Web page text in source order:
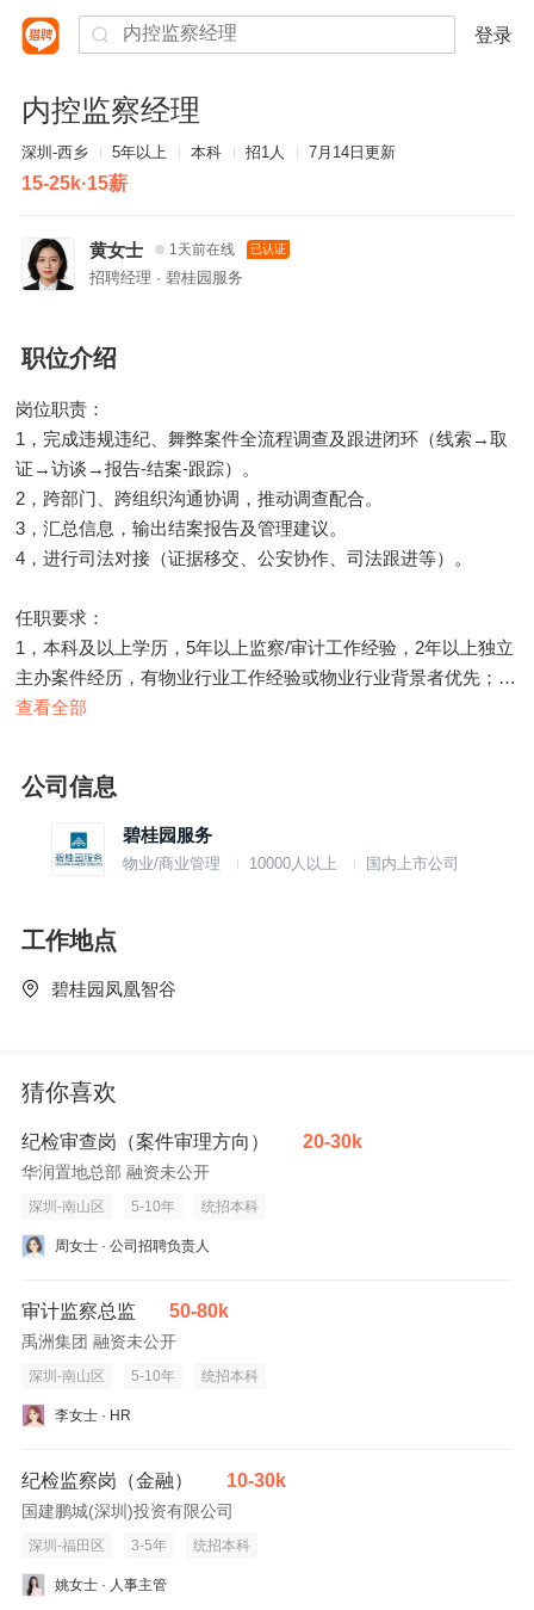
登录
内控监察经理
深圳-西乡 5年以上 本科 招1人 7月14日更新
15-25k·15薪
黄女士 1天前在线 已认证
招聘经理 · 碧桂园服务
职位介绍
岗位职责：
1，完成违规违纪、舞弊案件全流程调查及跟进闭环（线索→取
证→访谈→报告-结案-跟踪）。
2，跨部门、跨组织沟通协调，推动调查配合。
3，汇总信息，输出结案报告及管理建议。
4，进行司法对接（证据移交、公安协作、司法跟进等）。
任职要求：
1，本科及以上学历，5年以上监察/审计工作经验，2年以上独立
主办案件经历，有物业行业工作经验或物业行业背景者优先；熟
悉数据分析、AI工具者优先。
3，综合分析能力：能从碎片线索中提炼核心事实，输出逻辑清
晰、结论明确的结案报告。
4，司法对接经验：熟悉经济案件报案流程及证据司法转化要
通过审计方法快速定位异常。
6，学习能力：迅速学习适应团队文化，能够灵活根据案情进
站15-20分钟车距
查看全部
公司信息
碧桂园服务
物业/商业管理 10000人以上 国内上市公司
工作地点
碧桂园凤凰智谷
猜你喜欢
纪检审查岗（案件审理方向） 20-30k
华润置地总部 融资未公开
深圳-南山区 5-10年 统招本科
周女士 · 公司招聘负责人
审计监察总监 50-80k
禹洲集团 融资未公开
深圳-南山区 5-10年 统招本科
李女士 · HR
纪检监察岗（金融） 10-30k
国建鹏城(深圳)投资有限公司
深圳-福田区 3-5年 统招本科
姚女士 · 人事主管